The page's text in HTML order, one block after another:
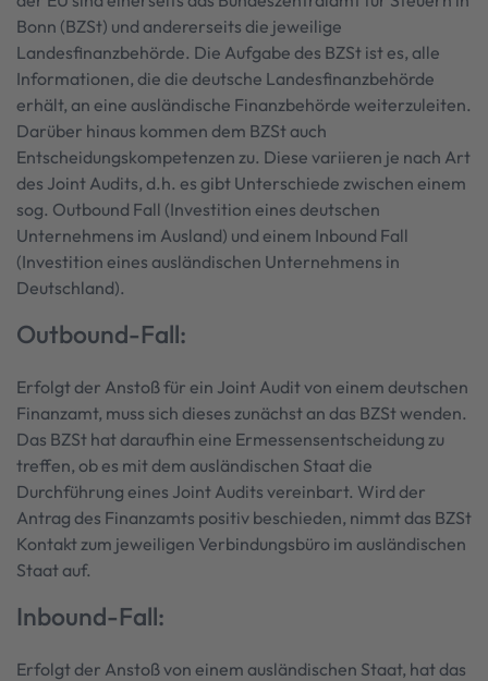
Bonn (BZSt) und andererseits die jeweilige
Landesfinanzbehörde. Die Aufgabe des BZSt ist es, alle
Informationen, die die deutsche Landesfinanzbehörde
erhält, an eine ausländische Finanzbehörde weiterzuleiten.
Darüber hinaus kommen dem BZSt auch
Entscheidungskompetenzen zu. Diese variieren je nach Art
des Joint Audits, d.h. es gibt Unterschiede zwischen einem
sog. Outbound Fall (Investition eines deutschen
Unternehmens im Ausland) und einem Inbound Fall
(Investition eines ausländischen Unternehmens in
Deutschland).
Outbound-Fall:
Erfolgt der Anstoß für ein Joint Audit von einem deutschen
Finanzamt, muss sich dieses zunächst an das BZSt wenden.
Das BZSt hat daraufhin eine Ermessensentscheidung zu
treffen, ob es mit dem ausländischen Staat die
Durchführung eines Joint Audits vereinbart. Wird der
Antrag des Finanzamts positiv beschieden, nimmt das BZSt
Kontakt zum jeweiligen Verbindungsbüro im ausländischen
Staat auf.
Inbound-Fall:
Erfolgt der Anstoß von einem ausländischen Staat, hat das